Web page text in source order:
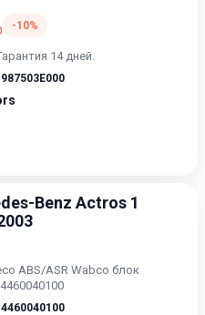
-10%
14 дней.
987503E000
Benz Actros 1
ABS/ASR Wabco блок
4460040100